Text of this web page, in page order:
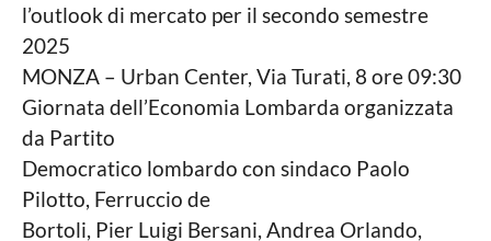
l’outlook di mercato per il secondo semestre
2025
MONZA – Urban Center, Via Turati, 8 ore 09:30
Giornata dell’Economia Lombarda organizzata
da Partito
Democratico lombardo con sindaco Paolo
Pilotto, Ferruccio de
Bortoli, Pier Luigi Bersani, Andrea Orlando,